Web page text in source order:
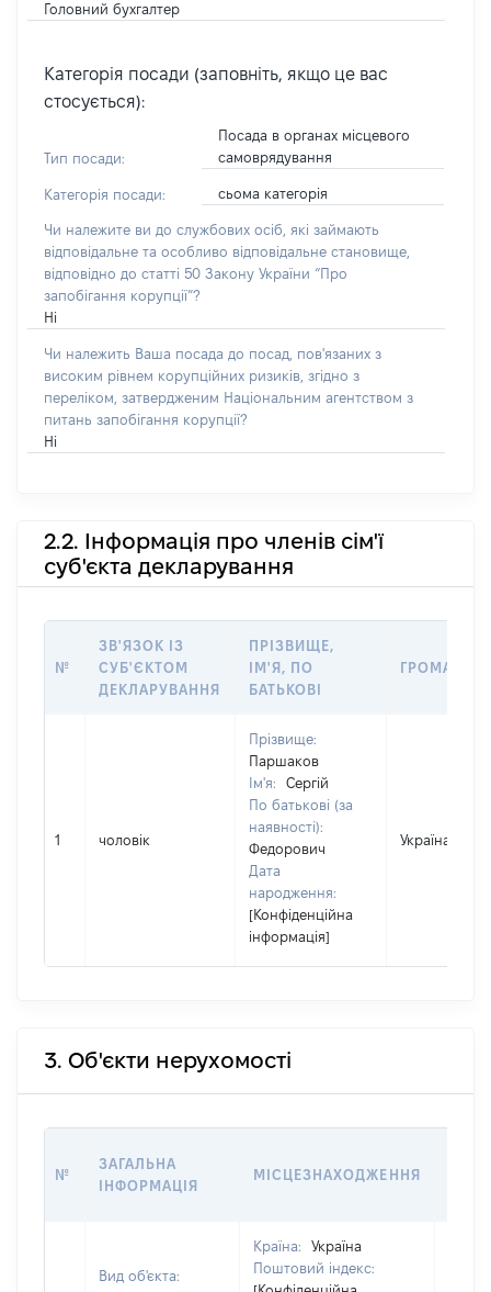
Головний бухгалтер
Категорія посади (заповніть, якщо це вас
стосується):
Тип посади:
Посада в органах місцевого
самоврядування
Категорія посади: сьома категорія
Чи належите ви до службових осіб, які займають
відповідальне та особливо відповідальне становище,
відповідно до статті 50 Закону України “Про
запобігання корупції”?
Ні
Чи належить Ваша посада до посад, пов'язаних з
високим рівнем корупційних ризиків, згідно з
переліком, затвердженим Національним агентством з
питань запобігання корупції?
Ні
2.2. Інформація про членів сім'ї
суб'єкта декларування
№
ЗВ'ЯЗОК ІЗ
СУБ'ЄКТОМ
ДЕКЛАРУВАННЯ
ПРІЗВИЩЕ,
ІМ'Я, ПО
БАТЬКОВІ
1 чоловік
Прізвище:
Паршаков
Ім'я:
Сергій
По батькові (за
наявності):
Федорович
Дата
народження:
[Конфіденційна
інформація]
Україна
3. Об'єкти нерухомості
№
ЗАГАЛЬНА
ІНФОРМАЦІЯ
МІСЦЕЗНАХОДЖЕННЯ
Вид об'єкта:
Країна:
Україна
Поштовий індекс: